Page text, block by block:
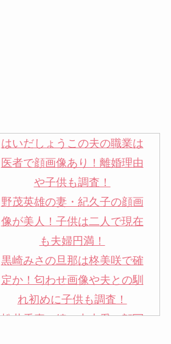
はいだしょうこの夫の職業は
医者で顔画像あり！離婚理由
や子供も調査！
野茂英雄の妻・紀久子の顔画
像が美人！子供は二人で現在
も夫婦円満！
黒崎みさの旦那は柊美咲で確
定か！匂わせ画像や夫との馴
れ初めに子供も調査！
松井秀喜の嫁・中山愛の顔写